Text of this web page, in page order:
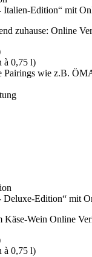
Italien-Edition“ mit
zuhause: Online
à 0,75 l)
Pairings wie z.B.
Deluxe-Edition“ mit
Käse-Wein Online
à 0,75 l)